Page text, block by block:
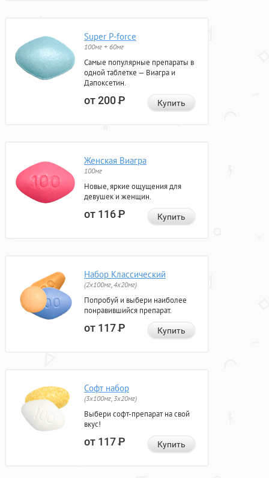
Super P-force
100мг + 60мг
Самые популярные препараты в
одной таблетке — Виагра и
Дапоксетин.
от 200Р Купить
Женская Виагра
100мг
Новые, яркие ощущения для
девушек и женщин.
от 116Р Купить
Набор Классический
(2x100мг, 4x20мг)
Попробуй и выбери наиболее
понравившийся препарат.
от 117Р Купить
Софт набор
(3x100мг, 3x20мг)
Выбери софт-препарат на свой
вкус!
от 117Р Купить